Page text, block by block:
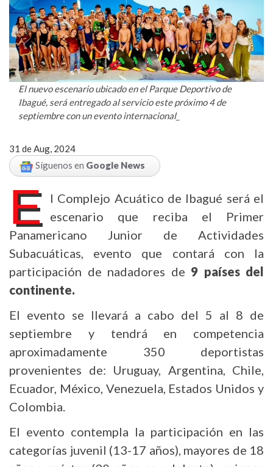
El nuevo escenario ubicado en el Parque Deportivo de
Ibagué, será entregado al servicio este próximo 4 de
septiembre con un evento internacional_
31 de Aug, 2024
Síguenos en Google News
E
l Complejo Acuático de Ibagué será el
escenario que reciba el Primer
Panamericano Junior de Actividades
Subacuáticas, evento que contará con la
participación de nadadores de 9 países del
continente.
El evento se llevará a cabo del 5 al 8 de
septiembre y tendrá en competencia
aproximadamente 350 deportistas
provenientes de: Uruguay, Argentina, Chile,
Ecuador, México, Venezuela, Estados Unidos y
Colombia.
El evento contempla la participación en las
categorías juvenil (13-17 años), mayores de 18